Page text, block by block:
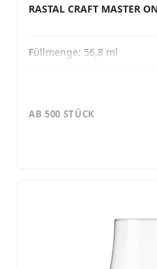
RASTAL CRAFT MASTER
Füllmenge: 56,8 ml
AB 500 STÜCK